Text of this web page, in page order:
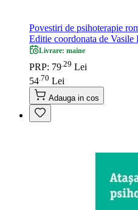
Povestiri de psihoterapie
Editie coordonata de Vasile
Livrare: maine
PRP: 79 29 Lei
54 70 Lei
Adauga in cos